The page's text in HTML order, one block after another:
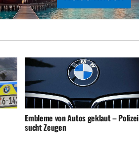
Embleme von Autos geklaut – Polizei
sucht Zeugen